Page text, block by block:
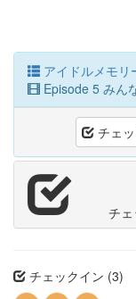
アイドルメモリ
Episode 5 みん
チェ
チ
チェックイン (3)